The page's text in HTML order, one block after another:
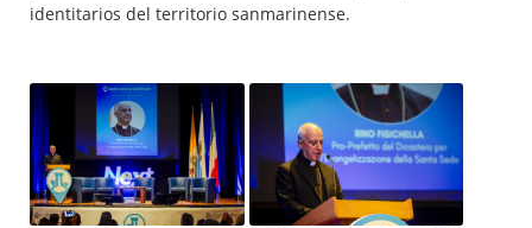
identitarios del territorio sanmarinense.